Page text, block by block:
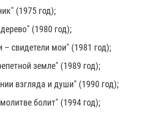
(1975 год);
(1980 год);
– свидетели мои" (1981 год);
земле" (1989 год);
взгляда и души" (1990 год);
болит" (1994 год);